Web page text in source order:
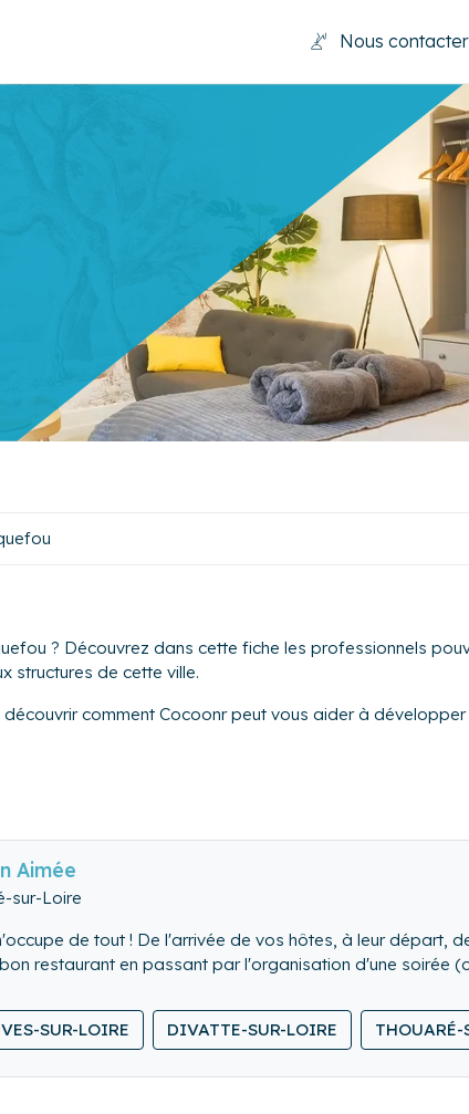
Nous contacter
? Découvrez dans cette fiche les professionnels
structures de cette ville.
comment Cocoonr peut vous aider à
Aimée
sur-Loire
de tout ! De l'arrivée de vos hôtes, à leur départ,
restaurant en passant par l'organisation d'une soirée
votre concierge bien aimée est là!
SUR-LOIRE DIVATTE-SUR-LOIRE THOUARÉ-